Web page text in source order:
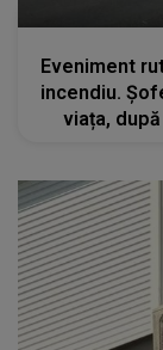
Eveniment
incendiu.
viața,